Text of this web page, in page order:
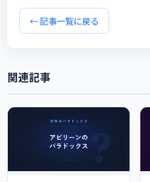
← 記事一覧に戻る
関連記事